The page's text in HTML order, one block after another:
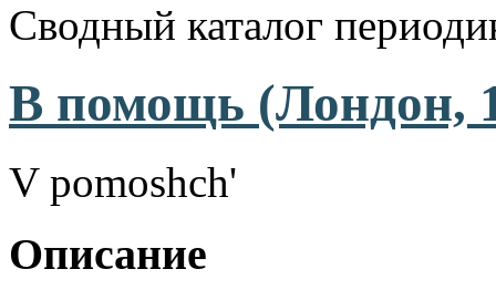
Сводный каталог
В помощь (Лондон,
V pomoshch'
Описание